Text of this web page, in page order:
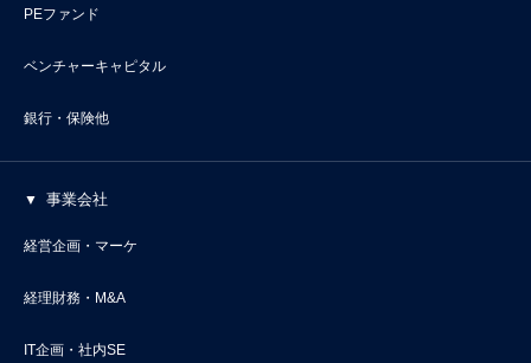
PEファンド
ベンチャーキャピタル
銀行・保険他
事業会社
経営企画・マーケ
経理財務・M&A
IT企画・社内SE